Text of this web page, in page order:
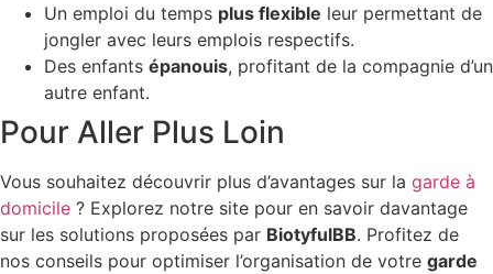
Un emploi du temps plus flexible leur permettant de
jongler avec leurs emplois respectifs.
Des enfants épanouis, profitant de la compagnie d’un
autre enfant.
Pour Aller Plus Loin
Vous souhaitez découvrir plus d’avantages sur la garde à
domicile ? Explorez notre site pour en savoir davantage
sur les solutions proposées par BiotyfulBB. Profitez de
nos conseils pour optimiser l’organisation de votre garde